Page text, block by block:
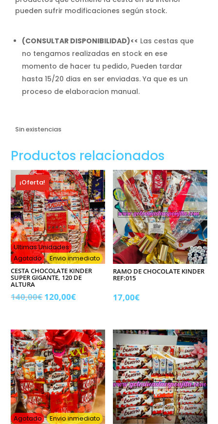
pueden sufrir modificaciones según stock.
(CONSULTAR DISPONIBILIDAD)<< Las cestas que
no tengamos realizadas en stock en ese
momento de hacer tu pedido, Pueden tardar
hasta 15/20 dias en ser enviadas. Ya que es un
proceso de elaboracion manual.
Sin existencias
Productos relacionados
¡Oferta!
Ultimas Unidades
Agotado
Envio inmediato
CESTA CHOCOLATE KINDER
SUPER GIGANTE, 120 DE
ALTURA
140,00€El
era:
140,00€.
120,00€El
es:
120,00€.
RAMO DE CHOCOLATE KINDER
REF:015
17,00€
Agotado Envio inmediato